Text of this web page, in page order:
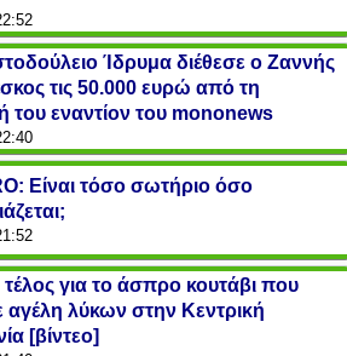
Ίδρυμα διέθεσε ο Ζαννής
τις 50.000 ευρώ από τη
του εναντίον του mononews
Είναι τόσο σωτήριο όσο
για το άσπρο κουτάβι που
αγέλη λύκων στην Κεντρική
[βίντεο]